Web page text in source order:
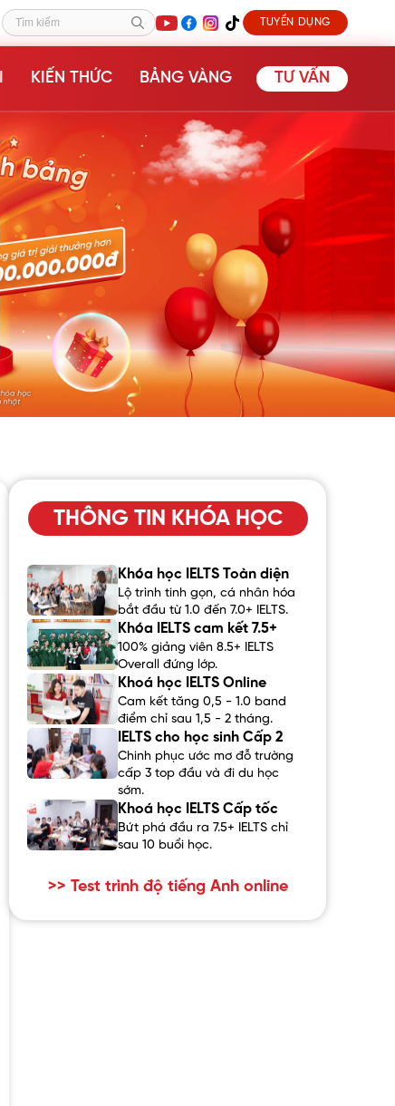
Tìm kiếm TUYỂN DỤNG
KIẾN THỨC BẢNG VÀNG TƯ VẤN
THÔNG TIN KHÓA HỌC
Khóa học IELTS Toàn diện
Lộ trình tinh gọn, cá nhân hóa
bắt đầu từ 1.0 đến 7.0+ IELTS.
Khóa IELTS cam kết 7.5+
100% giảng viên 8.5+ IELTS
Overall đứng lớp.
Khoá học IELTS Online
Cam kết tăng 0,5 - 1.0 band
điểm chỉ sau 1,5 - 2 tháng.
IELTS cho học sinh Cấp 2
Chinh phục ước mơ đỗ trường
cấp 3 top đầu và đi du học
sớm.
Khoá học IELTS Cấp tốc
Bứt phá đầu ra 7.5+ IELTS chỉ
sau 10 buổi học.
>> Test trình độ tiếng Anh online